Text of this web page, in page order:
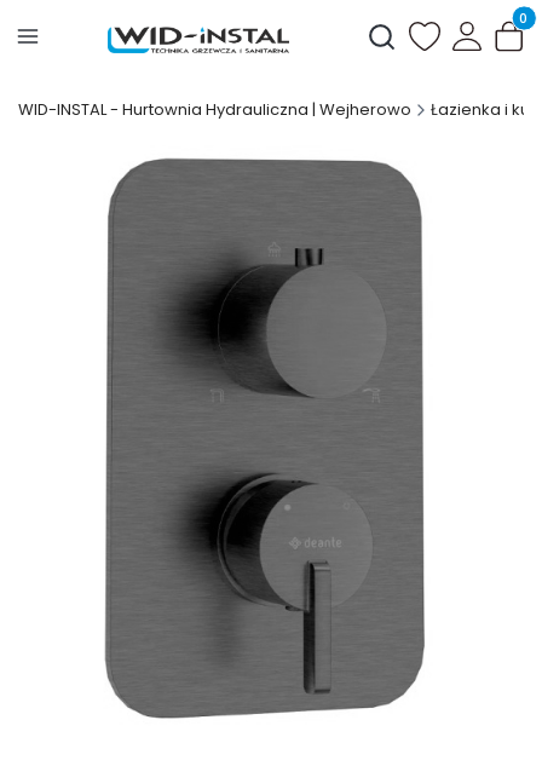
Otwórz
WID-INSTAL - Hurtownia Hydrauliczna | Wejherowo Łazienka i